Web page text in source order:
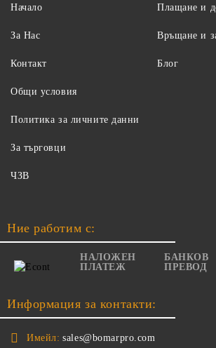
Начало
За Нас
Контакт
Плащане и
Връщане и
Блог
Общи условия
Политика за личните данни
За търговци
ЧЗВ
Ние работим с:
НАЛОЖЕН
ПЛАТЕЖ
БАНКОВ
ПРЕВОД
Информация за контакти:
Имейл: sales@bomarpro.com